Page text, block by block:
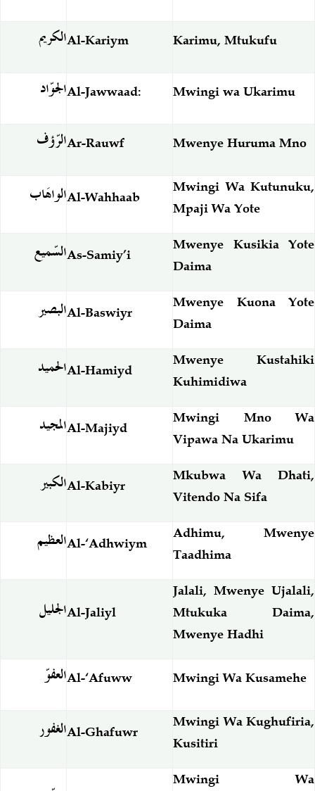
الكريمAl-Kariym Karimu, Mtukufu
الجوّادAl-Jawwaad: Mwingi wa Ukarimu
الرّؤفAr-Rauwf Mwenye Huruma Mno
الواهَابAl-Wahhaab
Mwingi Wa Kutunuku,
Mpaji Wa Yote
السّميعAs-Samiy’i
Mwenye Kusikia Yote
Daima
البصيرAl-Baswiyr
Mwenye Kuona Yote
Daima
الحميدAl-Hamiyd
Mwenye Kustahiki
Kuhimidiwa
المجيدAl-Majiyd
Mwingi Mno Wa
Vipawa Na Ukarimu
الكبيرAl-Kabiyr
Mkubwa Wa Dhati,
Vitendo Na Sifa
العظيمAl-‘Adhwiym
Adhimu, Mwenye
Taadhima
الجليلAl-Jaliyl
Jalali, Mwenye Ujalali,
Mtukuka Daima,
Mwenye Hadhi
العفوّAl-‘Afuww Mwingi Wa Kusamehe
الغفورAl-Ghafuwr
Mwingi Wa Kughufiria,
Kusitiri
Mwingi Wa